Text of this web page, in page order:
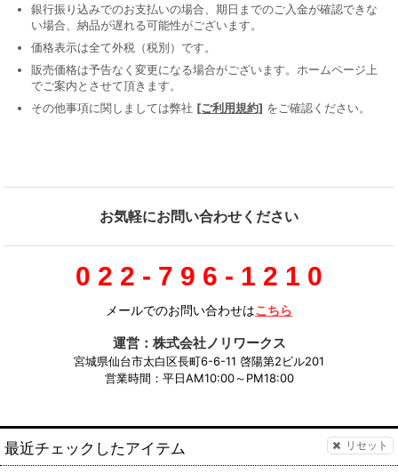
銀行振り込みでのお支払いの場合、期日までのご入金が確認できな
い場合、納品が遅れる可能性がございます。
価格表示は全て外税（税別）です。
販売価格は予告なく変更になる場合がございます。ホームページ上
でご案内とさせて頂きます。
その他事項に関しましては弊社 [ご利用規約] をご確認ください。
お気軽にお問い合わせください
0 2 2 - 7 9 6 - 1 2 1 0
メールでのお問い合わせはこちら
運営：株式会社ノリワークス
宮城県仙台市太白区長町6-6-11 啓陽第2ビル201
営業時間：平日AM10:00～PM18:00
最近チェックしたアイテム リセット